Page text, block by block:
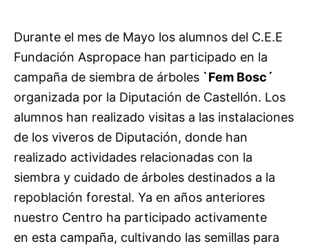
Durante el mes de Mayo los alumnos del C.E.E
Fundación Aspropace han participado en la
campaña de siembra de árboles `Fem Bosc´
organizada por la Diputación de Castellón. Los
alumnos han realizado visitas a las instalaciones
de los viveros de Diputación, donde han
realizado actividades relacionadas con la
siembra y cuidado de árboles destinados a la
repoblación forestal. Ya en años anteriores
nuestro Centro ha participado activamente
en esta campaña, cultivando las semillas para